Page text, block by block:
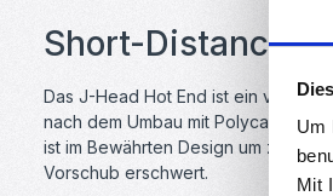
Um
Mit
Short-Distance
Das J-Head Hot End ist ein
nach dem Umbau mit
ist im Bewährten Design um
Vorschub erschwert.